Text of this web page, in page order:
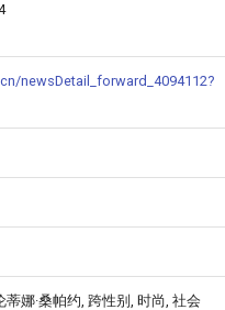
newsDetail_forward_4094112?
娜·桑帕约, 跨性别, 时尚, 社会